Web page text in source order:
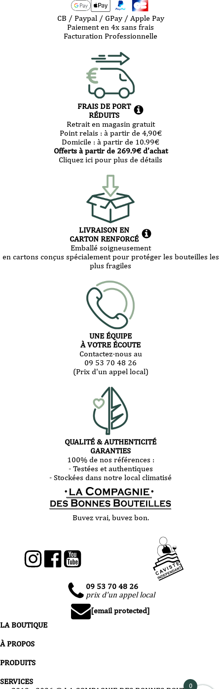
CB / Paypal / GPay / Apple Pay
Paiement en 4x sans frais
Facturation Professionnelle
FRAIS DE PORT
RÉDUITS
Retrait en magasin gratuit
Point relais : à partir de 4,90€
Domicile : à partir de 10.99€
Offerts à partir de 269.9€ d’achat
Cliquez ici pour plus de détails
LIVRAISON EN
CARTON RENFORCÉ
Emballé soigneusement
en cartons conçus spécialement pour protéger les bouteilles les
plus fragiles
UNE ÉQUIPE
À VOTRE ÉCOUTE
Contactez-nous au
09 53 70 48 26
(Prix d'un appel local)
QUALITÉ & AUTHENTICITÉ
GARANTIES
100% de nos références :
- Testées et authentiques
- Stockées dans notre local climatisé
Buvez vrai, buvez bon.
09 53 70 48 26
prix d'un appel local
[email protected]
LA BOUTIQUE
À PROPOS
PRODUITS
SERVICES
0